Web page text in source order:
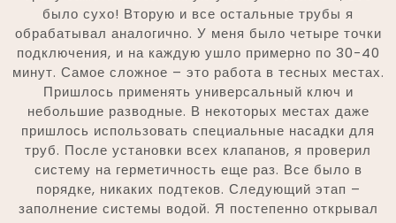
было сухо! Вторую и все остальные трубы я
обрабатывал аналогично. У меня было четыре точки
подключения, и на каждую ушло примерно по 30-40
минут. Самое сложное – это работа в тесных местах.
Пришлось применять универсальный ключ и
небольшие разводные. В некоторых местах даже
пришлось использовать специальные насадки для
труб. После установки всех клапанов, я проверил
систему на герметичность еще раз. Все было в
порядке, никаких подтеков. Следующий этап –
заполнение системы водой. Я постепенно открывал